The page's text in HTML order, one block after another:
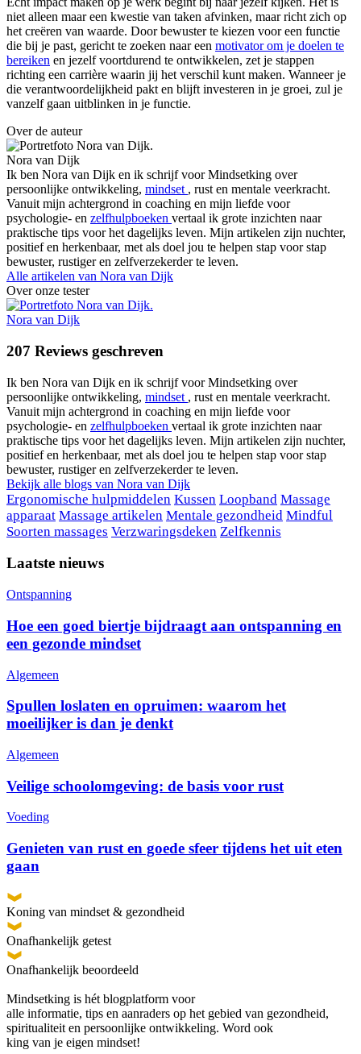
niet alleen maar een kwestie van taken afvinken, maar richt zich op
het creëren van waarde. Door bewuster te kiezen voor een functie
die bij je past, gericht te zoeken naar een motivator om je doelen te
bereiken en jezelf voortdurend te ontwikkelen, zet je stappen
richting een carrière waarin jij het verschil kunt maken. Wanneer je
die verantwoordelijkheid pakt en blijft investeren in je groei, zul je
vanzelf gaan uitblinken in je functie.
Over de auteur
Nora van Dijk
Ik ben Nora van Dijk en ik schrijf voor Mindsetking over
persoonlijke ontwikkeling, mindset , rust en mentale veerkracht.
Vanuit mijn achtergrond in coaching en mijn liefde voor
psychologie- en zelfhulpboeken vertaal ik grote inzichten naar
praktische tips voor het dagelijks leven. Mijn artikelen zijn nuchter,
positief en herkenbaar, met als doel jou te helpen stap voor stap
bewuster, rustiger en zelfverzekerder te leven.
Alle artikelen van Nora van Dijk
Over onze tester
Nora van Dijk
207 Reviews geschreven
Ik ben Nora van Dijk en ik schrijf voor Mindsetking over
persoonlijke ontwikkeling, mindset , rust en mentale veerkracht.
Vanuit mijn achtergrond in coaching en mijn liefde voor
psychologie- en zelfhulpboeken vertaal ik grote inzichten naar
praktische tips voor het dagelijks leven. Mijn artikelen zijn nuchter,
positief en herkenbaar, met als doel jou te helpen stap voor stap
bewuster, rustiger en zelfverzekerder te leven.
Bekijk alle blogs van Nora van Dijk
Ergonomische hulpmiddelen Kussen Loopband Massage
apparaat Massage artikelen Mentale gezondheid Mindful
Soorten massages Verzwaringsdeken Zelfkennis
Laatste nieuws
Ontspanning
Hoe een goed biertje bijdraagt aan ontspanning en
een gezonde mindset
Algemeen
Spullen loslaten en opruimen: waarom het
moeilijker is dan je denkt
Algemeen
Veilige schoolomgeving: de basis voor rust
Voeding
Genieten van rust en goede sfeer tijdens het uit eten
gaan
Koning van mindset & gezondheid
Onafhankelijk getest
Onafhankelijk beoordeeld
Mindsetking is hét blogplatform voor
alle informatie, tips en aanraders op het gebied van gezondheid,
spiritualiteit en persoonlijke ontwikkeling. Word ook
king van je eigen mindset!